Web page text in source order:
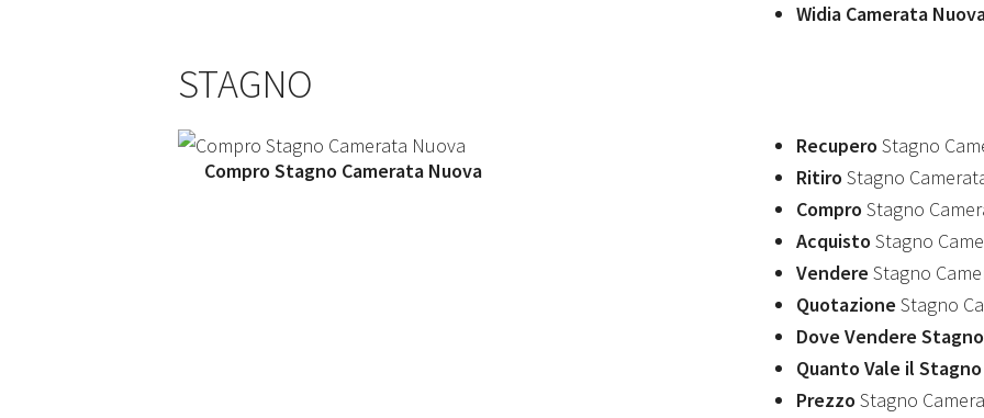
Widia Camerata
STAGNO
Compro Stagno Camerata Nuova
RecuperoStagno
Ritiro Stagno
Compro Stagno
Acquisto Stagno
Vendere Stagno
Quotazione Stagno
Dove Vendere
Quanto Vale il
Prezzo Stagno